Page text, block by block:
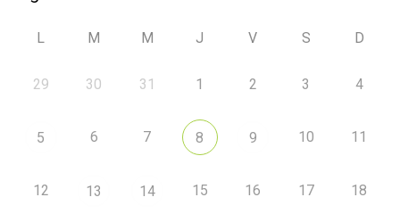
L M M J V S D
29 30 31 1 2 3 4
5 6 7 8 9 10 11
12 13 14 15 16 17 18